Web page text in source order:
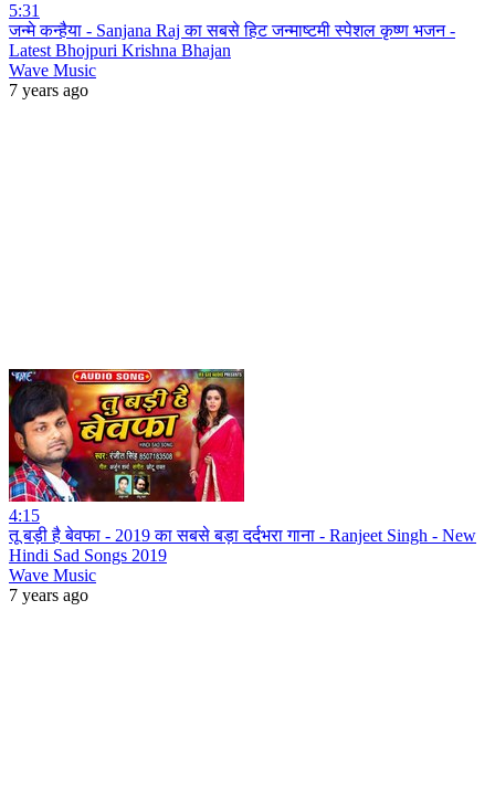
5:31
जन्मे कन्हैया - Sanjana Raj का सबसे हिट जन्माष्टमी स्पेशल कृष्ण भजन -
Latest Bhojpuri Krishna Bhajan
Wave Music
7 years ago
4:15
तू बड़ी है बेवफा - 2019 का सबसे बड़ा दर्दभरा गाना - Ranjeet Singh - New
Hindi Sad Songs 2019
Wave Music
7 years ago